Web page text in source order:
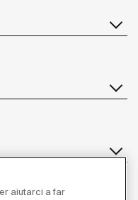
aiutarci a far